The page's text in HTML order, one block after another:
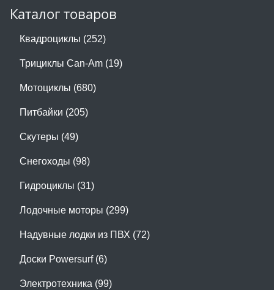
Каталог товаров
Квадроциклы (252)
Трициклы Can-Am (19)
Мотоциклы (680)
Питбайки (205)
Скутеры (49)
Снегоходы (98)
Гидроциклы (31)
Лодочные моторы (299)
Надувные лодки из ПВХ (72)
Доски Powersurf (6)
Электротехника (99)